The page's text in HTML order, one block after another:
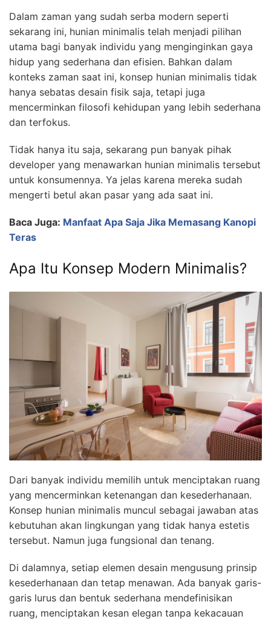
Dalam zaman yang sudah serba modern seperti
sekarang ini, hunian minimalis telah menjadi pilihan
utama bagi banyak individu yang menginginkan gaya
hidup yang sederhana dan efisien. Bahkan dalam
konteks zaman saat ini, konsep hunian minimalis tidak
hanya sebatas desain fisik saja, tetapi juga
mencerminkan filosofi kehidupan yang lebih sederhana
dan terfokus.
Tidak hanya itu saja, sekarang pun banyak pihak
developer yang menawarkan hunian minimalis tersebut
untuk konsumennya. Ya jelas karena mereka sudah
mengerti betul akan pasar yang ada saat ini.
Baca Juga: Manfaat Apa Saja Jika Memasang Kanopi
Teras
Apa Itu Konsep Modern Minimalis?
Dari banyak individu memilih untuk menciptakan ruang
yang mencerminkan ketenangan dan kesederhanaan.
Konsep hunian minimalis muncul sebagai jawaban atas
kebutuhan akan lingkungan yang tidak hanya estetis
tersebut. Namun juga fungsional dan tenang.
Di dalamnya, setiap elemen desain mengusung prinsip
kesederhanaan dan tetap menawan. Ada banyak garis-
garis lurus dan bentuk sederhana mendefinisikan
ruang, menciptakan kesan elegan tanpa kekacauan